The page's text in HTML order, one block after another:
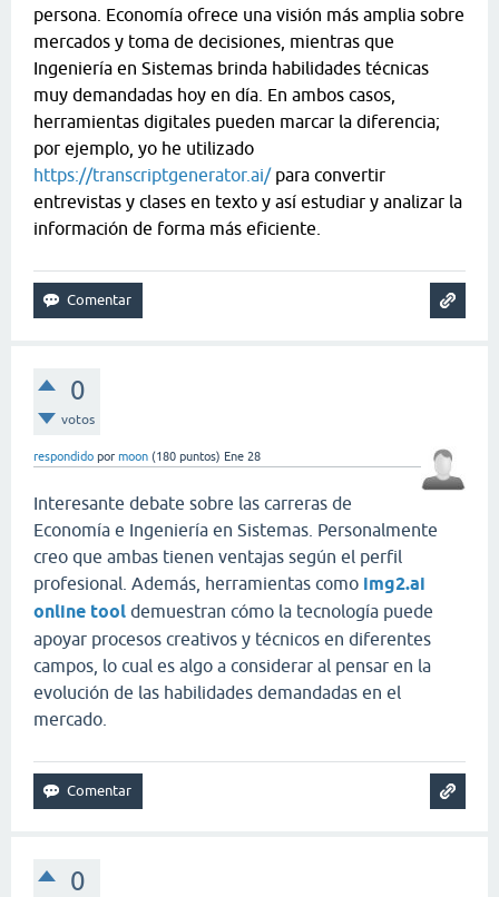
persona. Economía ofrece una visión más amplia sobre
mercados y toma de decisiones, mientras que
Ingeniería en Sistemas brinda habilidades técnicas
muy demandadas hoy en día. En ambos casos,
herramientas digitales pueden marcar la diferencia;
por ejemplo, yo he utilizado
https://transcriptgenerator.ai/para convertir
entrevistas y clases en texto y así estudiar y analizar la
información de forma más eficiente.
0
votos
respondido por moon (180 puntos) Ene 28
Interesante debate sobre las carreras de
Economía e Ingeniería en Sistemas. Personalmente
creo que ambas tienen ventajas según el perfil
profesional. Además, herramientas como img2.ai
online tool demuestran cómo la tecnología puede
apoyar procesos creativos y técnicos en diferentes
campos, lo cual es algo a considerar al pensar en la
evolución de las habilidades demandadas en el
mercado.
0